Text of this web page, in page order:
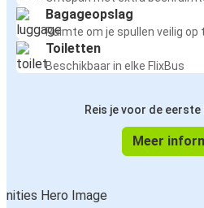
Bagageopslag
Ruimte om je spullen veilig op
Toiletten
Beschikbaar in elke FlixBus
Reis je voor de
Meer